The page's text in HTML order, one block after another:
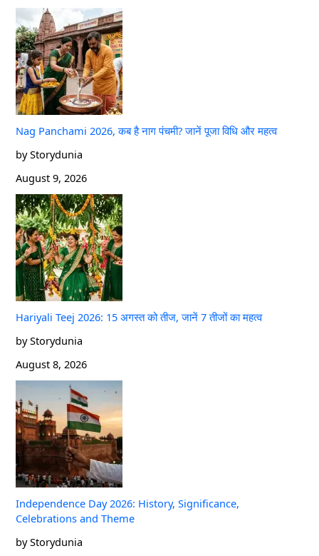
Nag Panchami 2026, कब है नाग पंचमी? जानें पूजा विधि और महत्व
by Storydunia
August 9, 2026
Hariyali Teej 2026: 15 अगस्त को तीज, जानें 7 तीजों का महत्व
by Storydunia
August 8, 2026
Independence Day 2026: History, Significance,
Celebrations and Theme
by Storydunia